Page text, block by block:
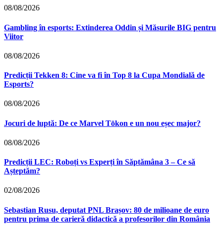
08/08/2026
Gambling în esports: Extinderea Oddin și Măsurile BIG pentru
Viitor
08/08/2026
Predicții Tekken 8: Cine va fi în Top 8 la Cupa Mondială de
Esports?
08/08/2026
Jocuri de luptă: De ce Marvel Tōkon e un nou eșec major?
08/08/2026
Predicții LEC: Roboți vs Experți în Săptămâna 3 – Ce să
Așteptăm?
02/08/2026
Sebastian Rusu, deputat PNL Brașov: 80 de milioane de euro
pentru prima de carieră didactică a profesorilor din România